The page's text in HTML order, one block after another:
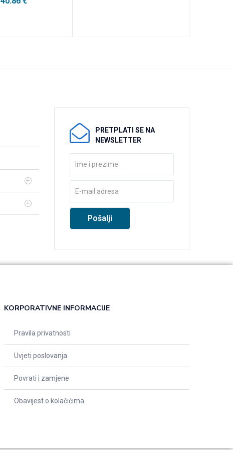
PRETPLATI SE NA
NEWSLETTER
KORPORATIVNE INFORMACIJE
Pravila privatnosti
Uvjeti poslovanja
Povrati i zamjene
Obavijest o kolačićima